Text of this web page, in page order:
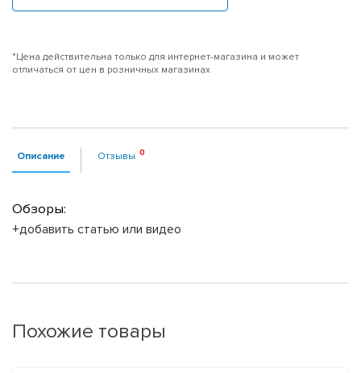
*Цена действительна только для интернет-магазина и может
отличаться от цен в розничных магазинах
Описание Отзывы
Обзоры:
+добавить статью или видео
Похожие товары